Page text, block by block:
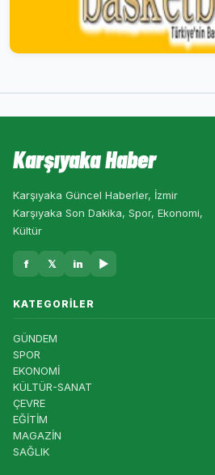
Karşıyaka Haber
Karşıyaka Güncel Haberler, İzmir
Karşıyaka Son Dakika, Spor, Ekonomi,
Kültür
f 𝕏 in ▶
KATEGORILER
GÜNDEM
SPOR
EKONOMİ
KÜLTÜR-SANAT
ÇEVRE
EĞİTİM
MAGAZİN
SAĞLIK